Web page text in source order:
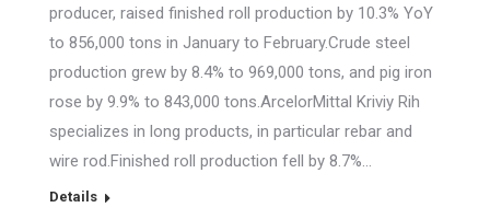
producer, raised finished roll production by 10.3% YoY
to 856,000 tons in January to February.Crude steel
production grew by 8.4% to 969,000 tons, and pig iron
rose by 9.9% to 843,000 tons.ArcelorMittal Kriviy Rih
specializes in long products, in particular rebar and
wire rod.Finished roll production fell by 8.7%…
Details